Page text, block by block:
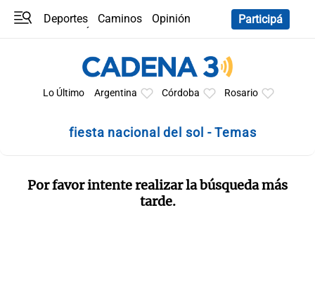
Deportes Caminos
Opinión
Participá
Lo Último Argentina Córdoba Rosario
fiesta nacional del sol - Temas
Por favor intente realizar la búsqueda más
tarde.